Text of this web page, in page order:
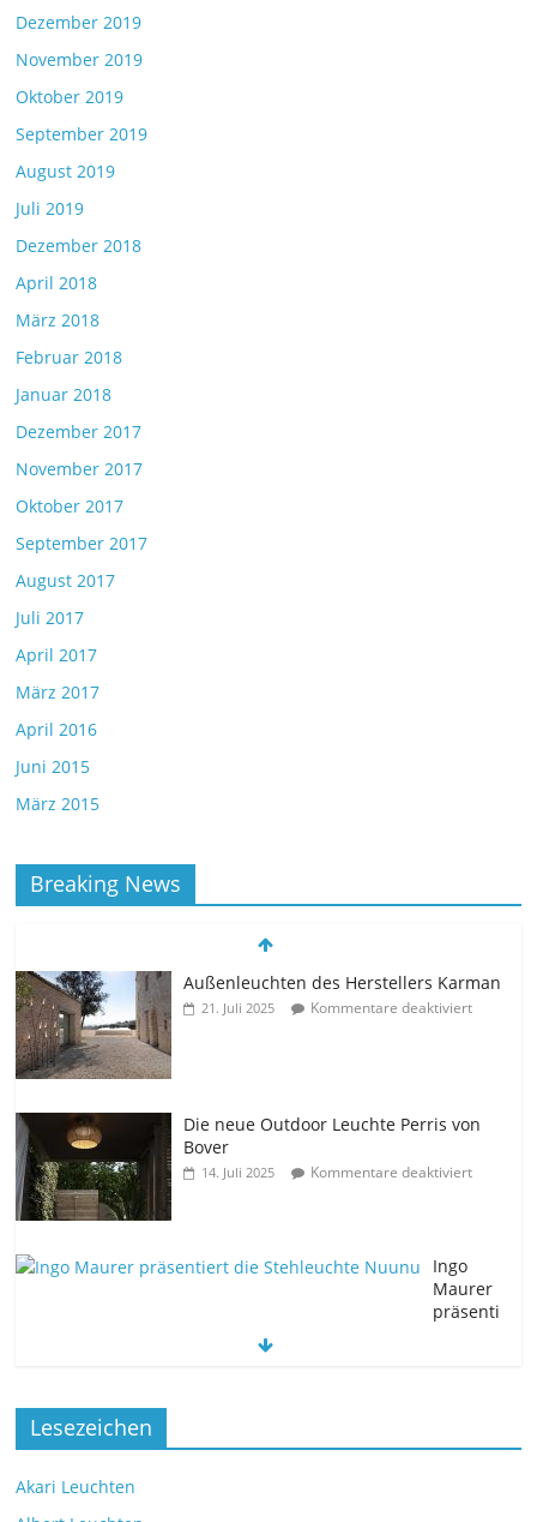
Dezember 2019
November 2019
Oktober 2019
September 2019
August 2019
Juli 2019
Dezember 2018
April 2018
März 2018
Februar 2018
Januar 2018
Dezember 2017
November 2017
Oktober 2017
September 2017
August 2017
Juli 2017
April 2017
März 2017
April 2016
Juni 2015
März 2015
Breaking News
Außenleuchten des Herstellers Karman
21. Juli 2025 Kommentare deaktiviert
Die neue Outdoor Leuchte Perris von
Bover
14. Juli 2025 Kommentare deaktiviert
Ingo
Maurer
präsenti
Lesezeichen
Akari Leuchten